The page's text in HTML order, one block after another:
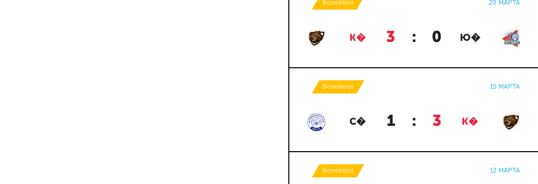
Волейбол 20 МАРТА
К� 3 : 0 Ю�
Волейбол 15 МАРТА
С� 1 : 3 К�
Волейбол 12 МАРТА